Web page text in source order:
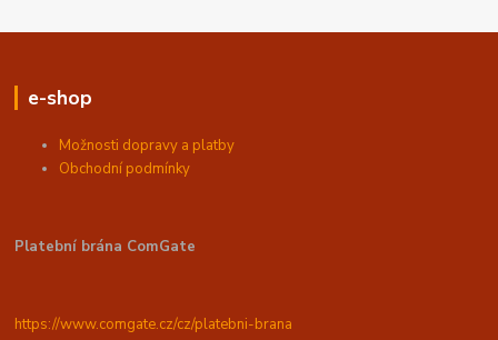
e-shop
Možnosti dopravy a platby
Obchodní podmínky
Platební brána ComGate
https://www.comgate.cz/cz/platebni-brana